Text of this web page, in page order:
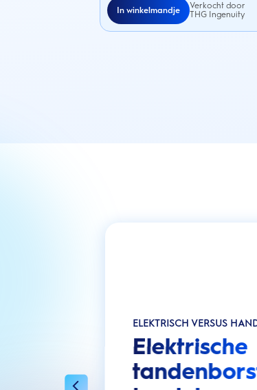
In winkelmandje
Verkocht door
THG Ingenuity
ELEKTRISCH VERSUS
Elektrische